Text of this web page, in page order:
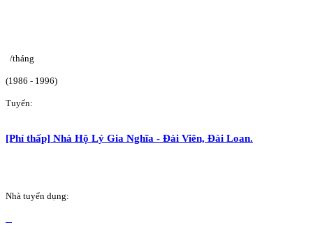
/tháng
(1986 - 1996)
Tuyển:
[Phí thấp] Nhà Hộ Lý Gia Nghĩa - Đài Viên, Đài Loan.
Nhà tuyển dụng: